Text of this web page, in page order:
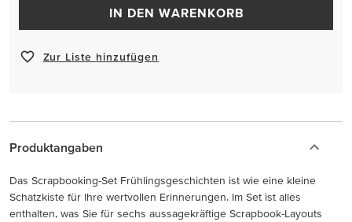
IN DEN WARENKORB
Zur Liste hinzufügen
Produktangaben
Das Scrapbooking-Set Frühlingsgeschichten ist wie eine kleine
Schatzkiste für Ihre wertvollen Erinnerungen. Im Set ist alles
enthalten, was Sie für sechs aussagekräftige Scrapbook-Layouts